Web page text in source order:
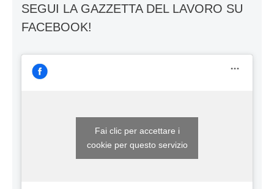
SEGUI LA GAZZETTA DEL LAVORO SU
FACEBOOK!
Fai clic per accettare i
cookie per questo servizio